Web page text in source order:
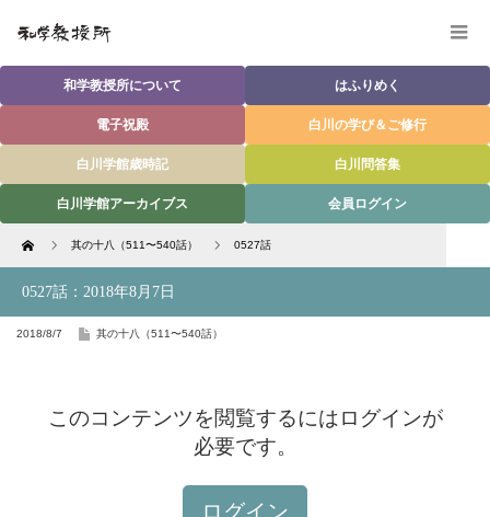
和学教授所について はふりめく
電子祝殿 白川の学び＆ご修行
白川学館歳時記 白川問答集
白川学館アーカイブス 会員ログイン
Home 其の十八（511〜540話） 0527話
0527話：2018年8月7日
2018/8/7 其の十八（511〜540話）
このコンテンツを閲覧するにはログインが
必要です。
ログイン